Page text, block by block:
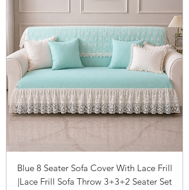
Blue 8 Seater Sofa Cover With Lace Frill
|Lace Frill Sofa Throw 3+3+2 Seater Set